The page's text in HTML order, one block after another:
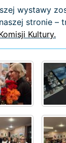
wystawy
stronie –
Kultury.